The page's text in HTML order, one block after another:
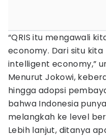
“QRIS itu mengawali
economy. Dari situ
intelligent economy,”
Menurut Jokowi,
hingga adopsi
bahwa Indonesia
melangkah ke level
Lebih lanjut, ditanya